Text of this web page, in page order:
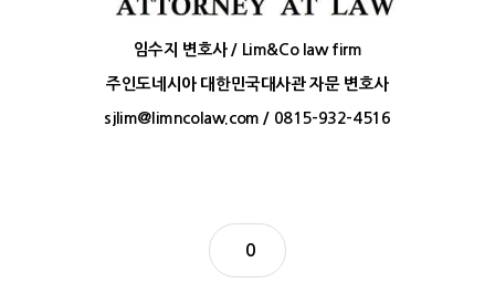
임수지 변호사 / Lim&Co law firm
주인도네시아 대한민국대사관 자문 변호사
sjlim@limncolaw.com / 0815-932-4516
0